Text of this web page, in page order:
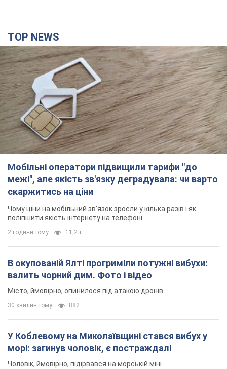
TOP NEWS
Мобільні оператори підвищили тарифи "до
межі", але якість зв'язку деградувала: чи варто
скаржитись на ціни
Чому ціни на мобільний зв'язок зросли у кілька разів і як
поліпшити якість інтернету на телефоні
2 години тому 11,2 т.
В окупованій Ялті прогриміли потужні вибухи:
валить чорний дим. Фото і відео
Місто, ймовірно, опинилося під атакою дронів
30 хвилин тому 882
У Коблевому на Миколаївщині стався вибух у
морі: загинув чоловік, є постраждалі
Чоловік, ймовірно, підірвався на морській міні